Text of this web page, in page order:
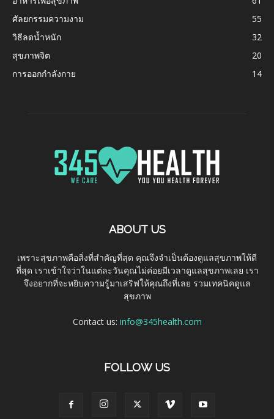
ศัลยกรรมความงาม
55
วิธีลดน้ำหนัก
32
สุขภาพจิต
20
การออกกำลังกาย
14
ABOUT US
เพราะสุขภาพคือสิ่งที่สำคัญที่สุด คุณจึงจำเป็นต้องดูแลสุขภาพให้ดี
ที่สุด เราเข้าใจว่าในแต่ละวันคุณไม่ค่อยมีเวลาดูแลสุขภาพเลย เรา
จึงอยากที่จะหยิบความรู้มาเสริฟให้คุณถึงที่เลย รวมเทคนิคดูแล
สุขภาพ
Contact us: info@345health.com
FOLLOW US